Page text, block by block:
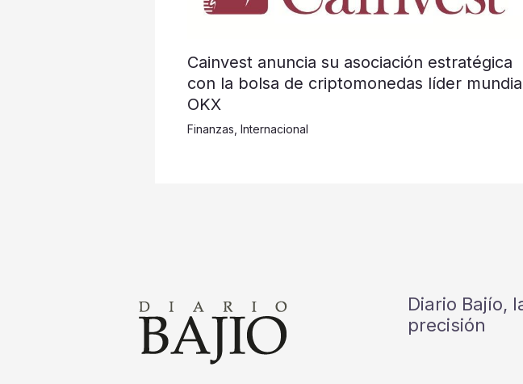
Cainvest anuncia su asociación estratégica
con la bolsa de criptomonedas líder
OKX
Finanzas, Internacional
Diario Bajío,
precisión